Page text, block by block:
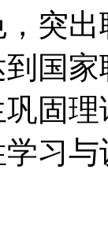
突
国
固
习